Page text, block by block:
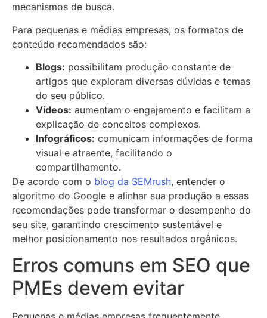
mecanismos de busca.
Para pequenas e médias empresas, os formatos de
conteúdo recomendados são:
Blogs: possibilitam produção constante de
artigos que exploram diversas dúvidas e temas
do seu público.
Vídeos: aumentam o engajamento e facilitam a
explicação de conceitos complexos.
Infográficos: comunicam informações de forma
visual e atraente, facilitando o
compartilhamento.
De acordo com o blog da SEMrush, entender o
algoritmo do Google e alinhar sua produção a essas
recomendações pode transformar o desempenho do
seu site, garantindo crescimento sustentável e
melhor posicionamento nos resultados orgânicos.
Erros comuns em SEO que
PMEs devem evitar